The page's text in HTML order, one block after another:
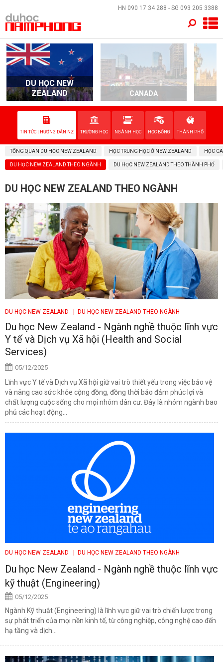
HN 090 17 34 288 - SG 093 205 3388
DU HỌC NEW
ZEALAND
CANADA
TIN TỨC | HƯỚNG DẪN NZ TRƯỜNG HỌC NGÀNH HỌC HỌC BỔNG THÀNH PHỐ
TỔNG QUAN DU HỌC NEW ZEALAND HỌC TRUNG HỌC Ở NEW ZEALAND HỌC
DU HỌC NEW ZEALAND THEO NGÀNH DU HỌC NEW ZEALAND THEO THÀNH PHỐ
DU HỌC NEW ZEALAND THEO NGÀNH
DU HỌC NEW ZEALAND | DU HỌC NEW ZEALAND THEO NGÀNH
Du học New Zealand - Ngành nghề thuộc lĩnh vực
Y tế và Dịch vụ Xã hội (Health and Social
Services)
05/12/2025
Lĩnh vực Y tế và Dịch vụ Xã hội giữ vai trò thiết yếu trong việc bảo vệ
và nâng cao sức khỏe cộng đồng, đồng thời bảo đảm phúc lợi và
chất lượng cuộc sống cho mọi nhóm dân cư. Đây là nhóm ngành bao
phủ các hoạt động...
DU HỌC NEW ZEALAND | DU HỌC NEW ZEALAND THEO NGÀNH
Du học New Zealand - Ngành nghề thuộc lĩnh vực
kỹ thuật (Engineering)
05/12/2025
Ngành Kỹ thuật (Engineering) là lĩnh vực giữ vai trò chiến lược trong
sự phát triển của mọi nền kinh tế, từ công nghiệp, công nghệ cao đến
hạ tầng và dịch...
×
TRANG CHỦ
QUỐC GIA
EVENTS
VỀ NAM PHONG
LIÊN HỆ